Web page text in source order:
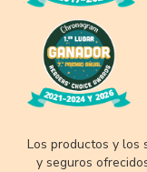
Los productos y los
y seguros